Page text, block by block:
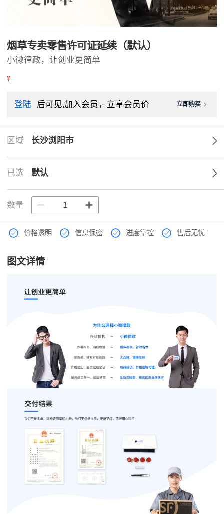
烟草专卖零售许可证延续（默认）
小微律政，让创业更简单
¥
登陆 后可见,加入会员，立享会员价 立即购买
区域 长沙浏阳市
已选 默认
数量
价格透明 信息保密 进度掌控 售后无忧
图文详情